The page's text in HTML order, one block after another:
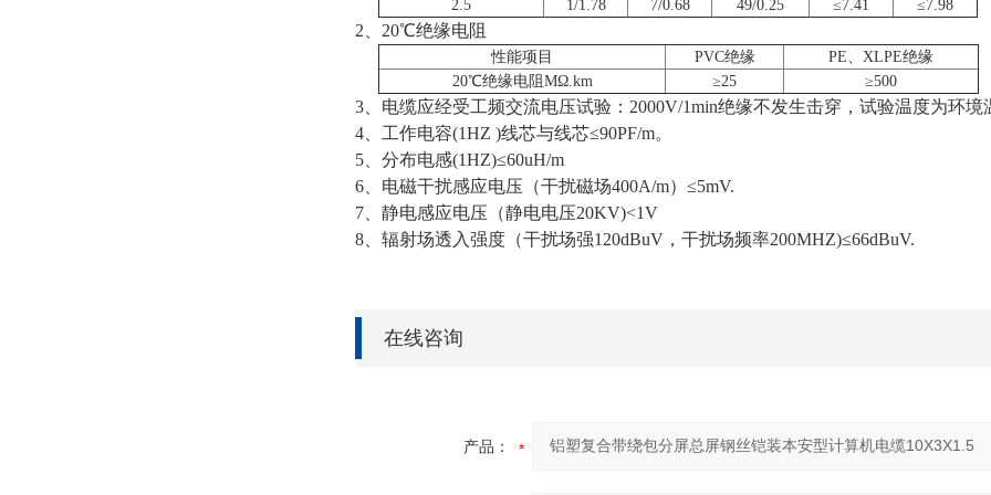
2.5 1/1.78 7/0.68 49/0.25 ≤7.41 ≤7.98
2、20℃绝缘电阻
性能项目 PVC绝缘
PE、XLPE绝缘
20℃绝缘电阻MΩ.km
≥25 ≥500
3、电缆应经受工频交流电压试验：2000V/1min绝缘不发生击穿，试验温度为环境
4、工作电容(1HZ )线芯与线芯≤90PF/m。
5、分布电感(1HZ)≤60uH/m
6、电磁干扰感应电压（干扰磁场400A/m）≤5mV.
7、静电感应电压（静电电压20KV)<1V
8、辐射场透入强度（干扰场强120dBuV，干扰场频率200MHZ)≤66dBuV.
在线咨询
产品：